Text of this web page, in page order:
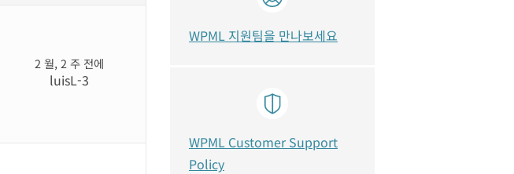
2 월, 2 주 전에
luisL-3
WPML 지원팀을 만나보세요
WPML Customer Support
Policy